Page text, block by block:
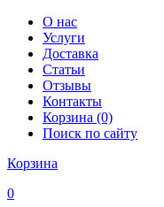
О нас
Услуги
Доставка
Статьи
Отзывы
Контакты
Корзина (0)
Поиск по сайту
Корзина
0